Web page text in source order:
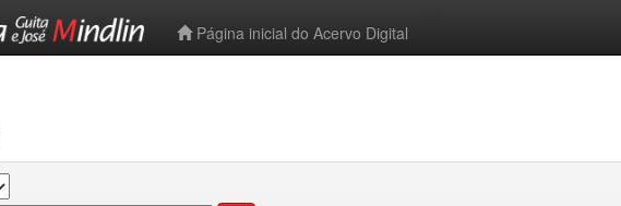
Página inicial do Acervo Digital